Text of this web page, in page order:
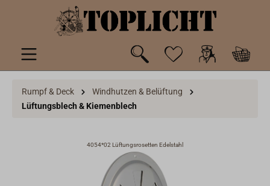
springen
Rumpf & Deck
Windhutzen & Belüftung
Lüftungsblech & Kiemenblech
4054*02 Lüftungsrosetten Edelstahl